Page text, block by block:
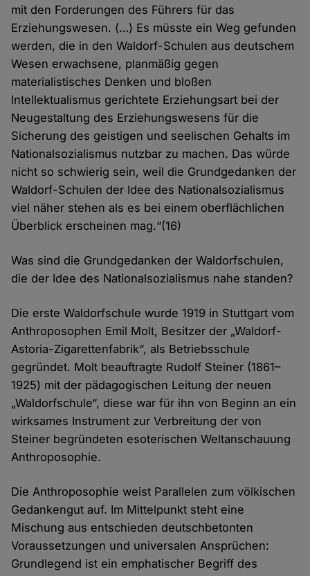
mit den Forderungen des Führers für das
Erziehungswesen. (…) Es müsste ein Weg gefunden
werden, die in den Waldorf-Schulen aus deutschem
Wesen erwachsene, planmäßig gegen
materialistisches Denken und bloßen
Intellektualismus gerichtete Erziehungsart bei der
Neugestaltung des Erziehungswesens für die
Sicherung des geistigen und seelischen Gehalts im
Nationalsozialismus nutzbar zu machen. Das würde
nicht so schwierig sein, weil die Grundgedanken der
Waldorf-Schulen der Idee des Nationalsozialismus
viel näher stehen als es bei einem oberflächlichen
Überblick erscheinen mag.“(16)
Was sind die Grundgedanken der Waldorfschulen,
die der Idee des Nationalsozialismus nahe standen?
Die erste Waldorfschule wurde 1919 in Stuttgart vom
Anthroposophen Emil Molt, Besitzer der „Waldorf-
Astoria-Zigarettenfabrik“, als Betriebsschule
gegründet. Molt beauftragte Rudolf Steiner (1861–
1925) mit der pädagogischen Leitung der neuen
„Waldorfschule“, diese war für ihn von Beginn an ein
wirksames Instrument zur Verbreitung der von
Steiner begründeten esoterischen Weltanschauung
Anthroposophie.
Die Anthroposophie weist Parallelen zum völkischen
Gedankengut auf. Im Mittelpunkt steht eine
Mischung aus entschieden deutschbetonten
Voraussetzungen und universalen Ansprüchen:
Grundlegend ist ein emphatischer Begriff des